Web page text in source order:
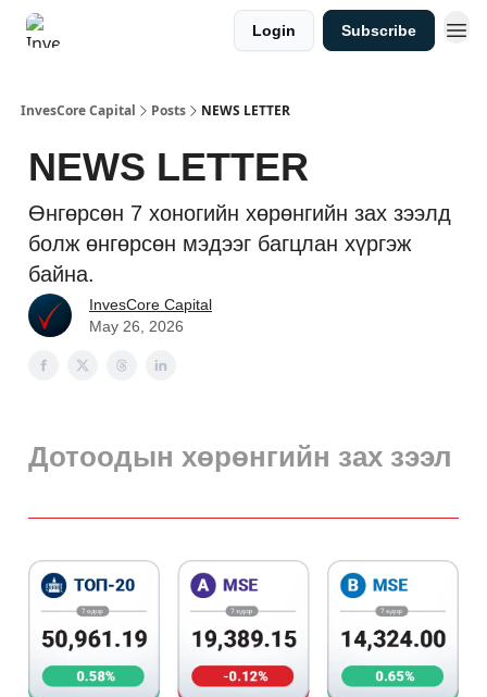
Login Subscribe
InvesCore Capital Posts NEWS LETTER
NEWS LETTER
Өнгөрсөн 7 хоногийн хөрөнгийн зах зээлд
болж өнгөрсөн мэдээг багцлан хүргэж
байна.
InvesCore Capital
May 26, 2026
Дотоодын хөрөнгийн зах зээл